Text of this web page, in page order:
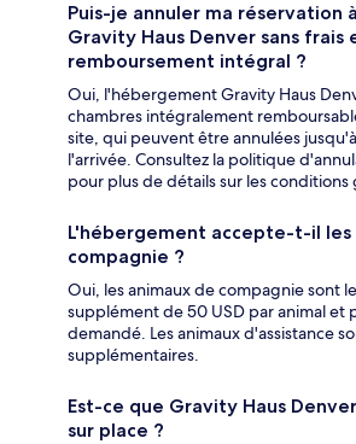
Puis-je annuler ma réservation
Gravity Haus Denver sans frais
remboursement intégral ?
Oui, l'hébergement Gravity Haus
chambres intégralement
site, qui peuvent être annulées
l'arrivée. Consultez la politique
pour plus de détails sur les
L'hébergement accepte-t-il les
compagnie ?
Oui, les animaux de compagnie sont
supplément de 50 USD par animal et
demandé. Les animaux d'assistance
supplémentaires.
Est-ce que Gravity Haus
sur place ?